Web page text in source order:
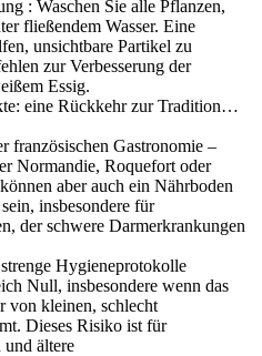
: Waschen Sie alle Pflanzen,
fließendem Wasser. Eine
unsichtbare Partikel zu
zur Verbesserung der
Essig.
eine Rückkehr zur Tradition…
französischen Gastronomie –
Normandie, Roquefort oder
aber auch ein Nährboden
insbesondere für
der schwere Darmerkrankungen
Hygieneprotokolle
Null, insbesondere wenn das
von kleinen, schlecht
Dieses Risiko ist für
ältere